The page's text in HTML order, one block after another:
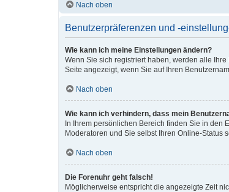
Nach oben
Benutzerpräferenzen und -
Wie kann ich meine Einstellungen ändern?
Wenn Sie sich registriert haben, werden alle
Seite angezeigt, wenn Sie auf Ihren
Nach oben
Wie kann ich verhindern, dass mein
In Ihrem persönlichen Bereich finden Sie in den
Moderatoren und Sie selbst Ihren Online-Status
Nach oben
Die Forenuhr geht falsch!
Möglicherweise entspricht die angezeigte Zeit